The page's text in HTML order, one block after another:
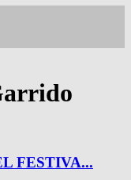
FESTIVA...